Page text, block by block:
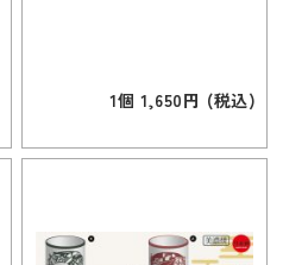
1個 1,650円 (税込)